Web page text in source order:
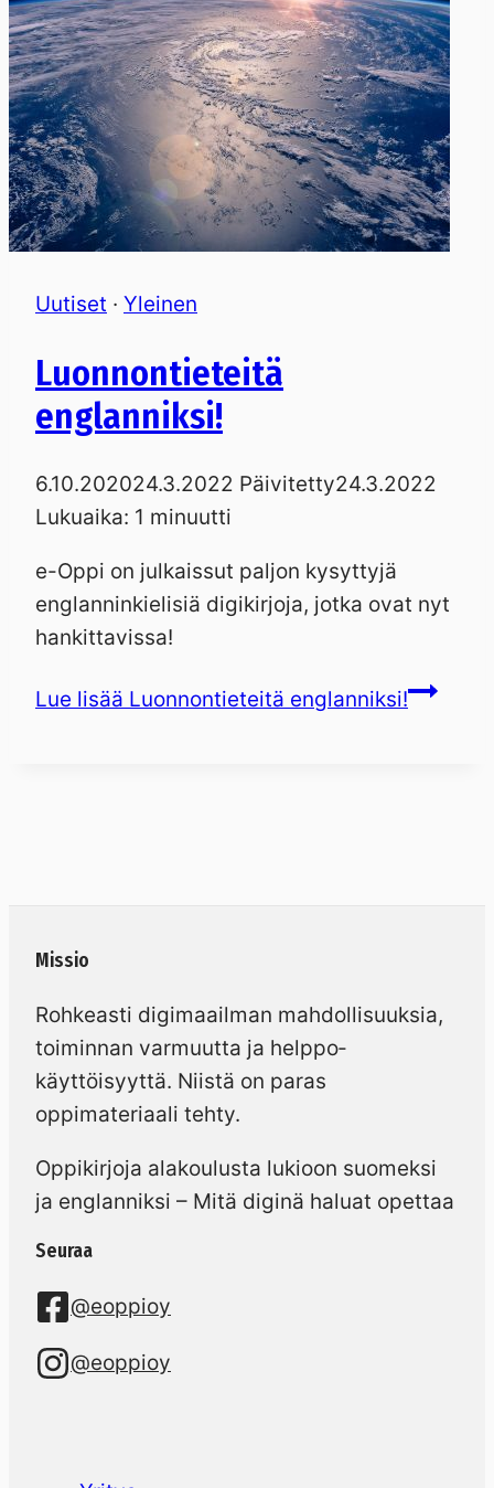
Uutiset · Yleinen
Luonnontieteitä
englanniksi!
6.10.202024.3.2022 Päivitetty24.3.2022
Lukuaika: 1 minuutti
e-Oppi on julkaissut paljon kysyttyjä
englanninkielisiä digikirjoja, jotka ovat nyt
hankittavissa!
Lue lisää Luonnontieteitä englanniksi!
Missio
Rohkeasti digimaailman mahdollisuuksia,
toiminnan varmuutta ja helppo­
käyttöisyyttä. Niistä on paras
oppimateriaali tehty.
Oppikirjoja alakoulusta lukioon suomeksi
ja englanniksi – Mitä diginä haluat opettaa
Seuraa
@eoppioy
@eoppioy